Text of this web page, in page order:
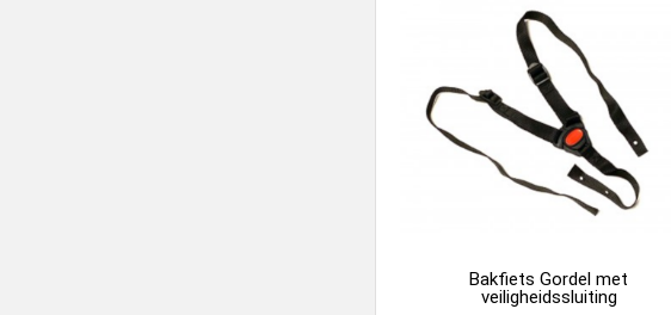
Bakfiets Gordel met
veiligheidssluiting